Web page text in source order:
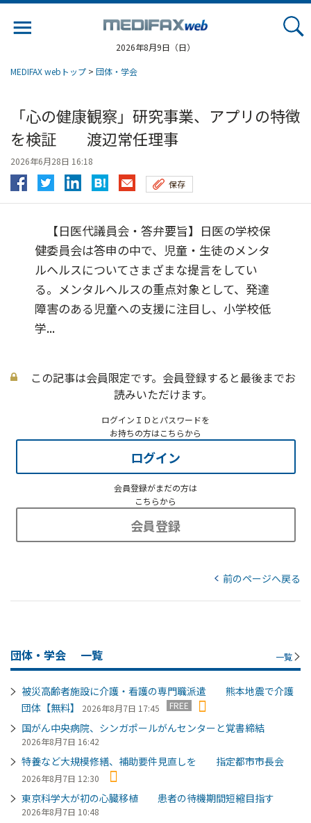
2026年8月9日（日）
MEDIFAX webトップ > 団体・学会
「心の健康観察」研究事業、アプリの特徴
を検証 渡辺常任理事
2026年6月28日 16:18
保存
【日医代議員会・答弁要旨】日医の学校保
健委員会は答申の中で、児童・生徒のメンタ
ルヘルスについてさまざまな提言をしてい
る。メンタルヘルスの重点対象として、発達
障害のある児童への支援に注目し、小学校低
学...
この記事は会員限定です。会員登録すると最後までお
読みいただけます。
ログインＩＤとパスワードを
お持ちの方はこちらから
ログイン
会員登録がまだの方は
こちらから
会員登録
前のページへ戻る
団体・学会 一覧 一覧
被災高齢者施設に介護・看護の専門職派遣 熊本地震で介護
団体【無料】
2026年8月7日 17:45 FREE
国がん中央病院、シンガポールがんセンターと覚書締結
2026年8月7日 16:42
特養など大規模修繕、補助要件見直しを 指定都市市長会
2026年8月7日 12:30
東京科学大が初の心臓移植 患者の待機期間短縮目指す
2026年8月7日 10:48